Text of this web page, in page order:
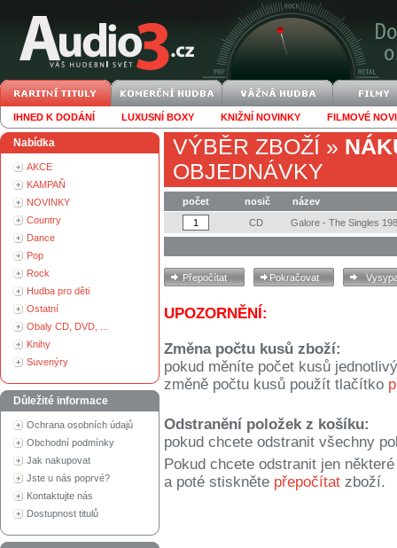
IHNED K DODÁNÍ LUXUSNÍ BOXY KNIŽNÍ NOVINKY FILMOVÉ
Nabídka
AKCE
KAMPAŇ
NOVINKY
Country
Dance
Pop
Rock
Hudba pro děti
Ostatní
Obaly CD, DVD, ...
Knihy
Suvenýry
Důležité informace
Ochrana osobních údajů
Obchodní podmínky
Jak nakupovat
Jste u nás poprvé?
Kontaktujte nás
Dostupnost titulů
VÝBĚR ZBOŽÍ »
OBJEDNÁVKY
počet nosič
název
CD
Galore - The Singles
UPOZORNĚNÍ:
Změna počtu kusů zboží:
pokud měníte počet kusů
změně počtu kusů použít tlačítko
Odstranění položek z košíku:
pokud chcete odstranit všechny
Pokud chcete odstranit jen
a poté stiskněte přepočítat zboží.